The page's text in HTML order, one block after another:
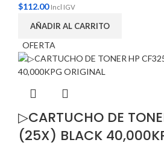
$112.00 Incl IGV
AÑADIR AL CARRITO
OFERTA
▷CARTUCHO DE
(25X) BLACK